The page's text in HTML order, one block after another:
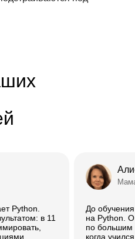
До
на Python.
по большим
когда
Python.
в 11